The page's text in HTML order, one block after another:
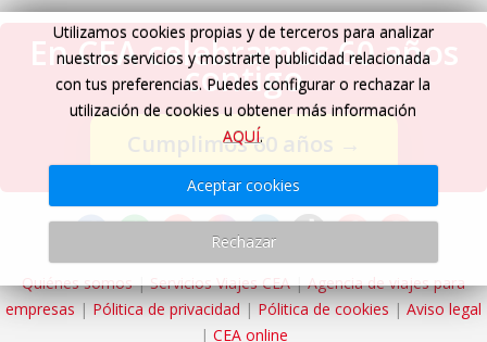
En CEA celebramos 60 años
contigo
Cumplimos 60 años →
Quiénes somos|Servicios Viajes CEA|Agencia de viajes para
empresas | Pólitica de privacidad | Pólitica de cookies | Aviso legal
| CEA online
Utilizamos cookies propias y de terceros para analizar
nuestros servicios y mostrarte publicidad relacionada
con tus preferencias. Puedes configurar o rechazar la
utilización de cookies u obtener más información
AQUÍ.
Aceptar cookies
Rechazar